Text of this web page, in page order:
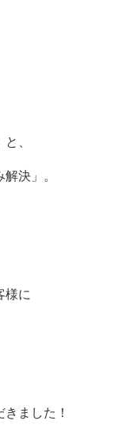
、
決」。
様に
ました！